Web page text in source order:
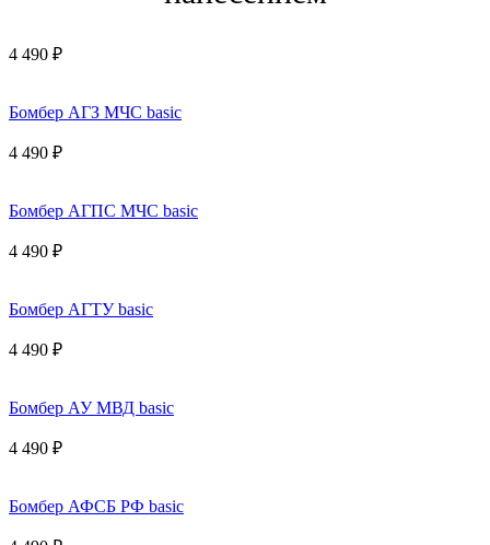
4 490 ₽
Бомбер АГЗ МЧС basic
4 490 ₽
Бомбер АГПС МЧС basic
4 490 ₽
Бомбер АГТУ basic
4 490 ₽
Бомбер АУ МВД basic
4 490 ₽
Бомбер АФСБ РФ basic